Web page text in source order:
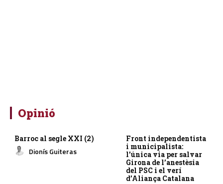
Opinió
Barroc al segle XXI (2)
Dionís Guiteras
Front independentista
i municipalista:
l’única via per salvar
Girona de l’anestèsia
del PSC i el verí
d’Aliança Catalana